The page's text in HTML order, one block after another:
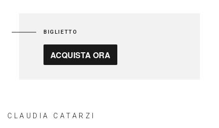
BIGLIETTO
ACQUISTA ORA
CLAUDIA CATARZI